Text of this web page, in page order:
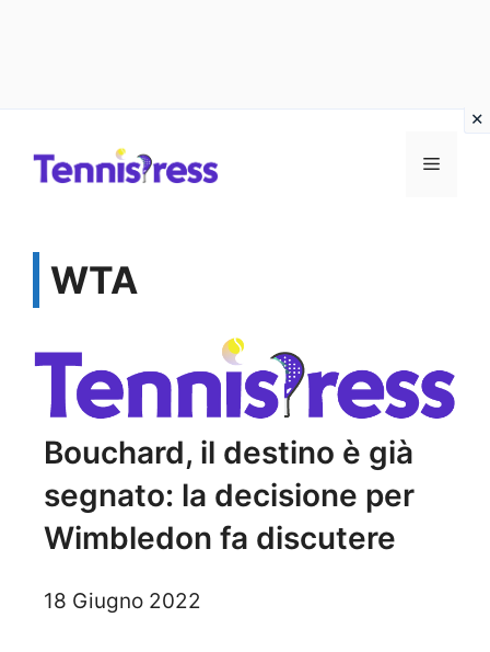
MENU
WTA
Bouchard, il destino è già
segnato: la decisione per
Wimbledon fa discutere
18 Giugno 2022